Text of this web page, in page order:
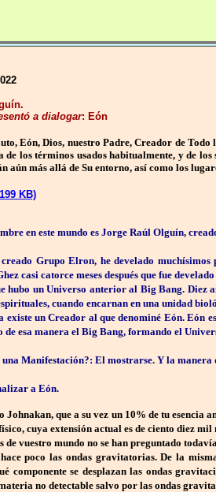
a dialogar: Eón
Eón, Dios, nuestro Padre, Creador de
de los términos usados habitualmente, y de
aún más allá de Su entorno, así como los
KB)
en este mundo es Jorge Raúl Olguín,
creado Grupo Elron, he develado
casi catorce meses después que fue
hubo un Universo anterior al Big Bang. Diez
cuando encarnan en una unidad
existe un Creador al que denominé Eón. Eón
de esa manera el Big Bang, formando el
una Manifestación?: El mostrarse. Y la
a Eón.
que a su vez un 10% de tu esencia
cuya extensión actual es de ciento diez
de vuestro mundo no se han preguntado
poco las ondas gravitatorias. De la
componente se desplazan las ondas
no detectable salvo por las ondas